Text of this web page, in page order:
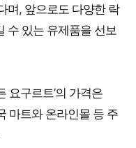
며, 앞으로도 다양한 락
수 있는 유제품을 선보
요구르트’의 가격은
마트와 온라인몰 등 주